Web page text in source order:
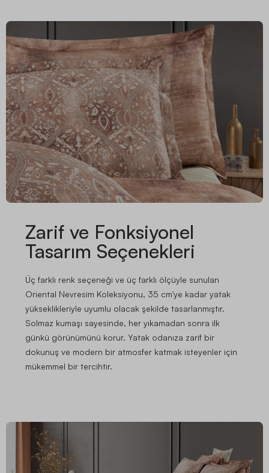
Zarif ve Fonksiyonel
Tasarım Seçenekleri
Üç farklı renk seçeneği ve üç farklı ölçüyle sunulan
Oriental Nevresim Koleksiyonu, 35 cm'ye kadar yatak
yükseklikleriyle uyumlu olacak şekilde tasarlanmıştır.
Solmaz kumaşı sayesinde, her yıkamadan sonra ilk
günkü görünümünü korur. Yatak odanıza zarif bir
dokunuş ve modern bir atmosfer katmak isteyenler için
mükemmel bir tercihtir.